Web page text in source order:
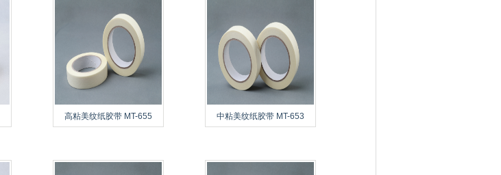
高粘美纹纸胶带 MT-655 中粘美纹纸胶带 MT-653